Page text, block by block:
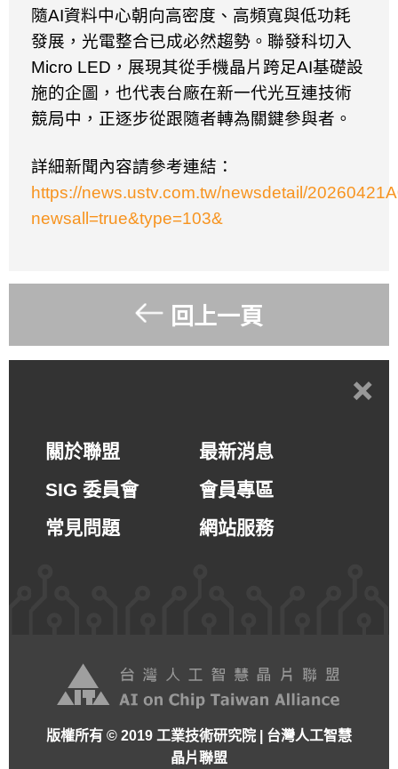
隨AI資料中心朝向高密度、高頻寬與低功耗
發展，光電整合已成必然趨勢。聯發科切入
Micro LED ，展現其從手機晶片跨足AI基礎設
施的企圖，也代表台廠在新一代光互連技術
競局中，正逐步從跟隨者轉為關鍵參與者。
詳細新聞內容請參考連結：
https://news.ustv.com.tw/newsdetail/
newsall=true&type=103&
回上一頁
+
關於聯盟
最新消息
SIG 委員會
會員專區
常見問題
網站服務
版權所有 © 2019 工業技術研究院 | 台灣人工智慧
晶片聯盟